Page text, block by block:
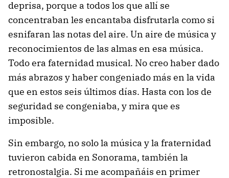
deprisa, porque a todos los que allí se
concentraban les encantaba disfrutarla como si
esnifaran las notas del aire. Un aire de música y
reconocimientos de las almas en esa música.
Todo era faternidad musical. No creo haber dado
más abrazos y haber congeniado más en la vida
que en estos seis últimos días. Hasta con los de
seguridad se congeniaba, y mira que es
imposible.
Sin embargo, no solo la música y la fraternidad
tuvieron cabida en Sonorama, también la
retronostalgia. Si me acompañáis en primer